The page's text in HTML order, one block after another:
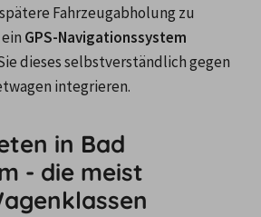
Fahrzeugabholung zu
GPS-Navigationssystem
dieses selbstverständlich gegen
integrieren.
in Bad
- die meist